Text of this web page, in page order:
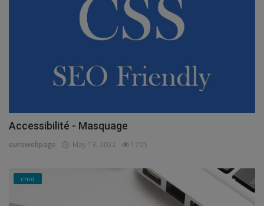
Accessibilité - Masquage
eurowebpage May 13, 2022 1705
cmd